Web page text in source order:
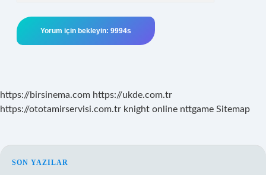
https://birsinema.com https://ukde.com.tr
https://ototamirservisi.com.tr knight online nttgame Sitemap
SON YAZILAR